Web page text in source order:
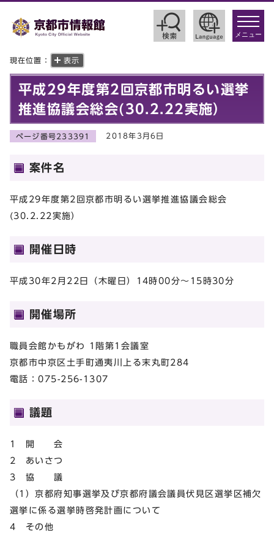
toggle
メニュー
現在位置： 表示
平成29年度第2回京都市明るい選挙
推進協議会総会(30.2.22実施）
ページ番号233391 2018年3月6日
案件名
平成29年度第2回京都市明るい選挙推進協議会総会
(30.2.22実施）
開催日時
平成30年2月22日（木曜日）14時00分～15時30分
開催場所
職員会館かもがわ 1階第1会議室
京都市中京区土手町通夷川上る末丸町284
電話：075-256-1307
議題
1 開 会
2 あいさつ
3 協 議
（1）京都府知事選挙及び京都府議会議員伏見区選挙区補欠
選挙に係る選挙時啓発計画について
4 その他